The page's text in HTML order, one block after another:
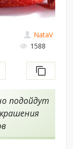
NataV
1588
подойдут